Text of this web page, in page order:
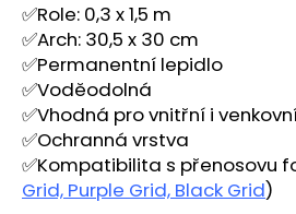
z
5
hvězdiček.
✅Role: 0,3 x 1,5 m
✅Arch: 30,5 x 30 cm
✅Permanentní lepidlo
✅Voděodolná
✅Vhodná pro vnitřní i
✅Ochranná vrstva
✅Kompatibilita s přenosovu
Grid, Purple Grid, Black Grid)
D
o
p
o
r
u